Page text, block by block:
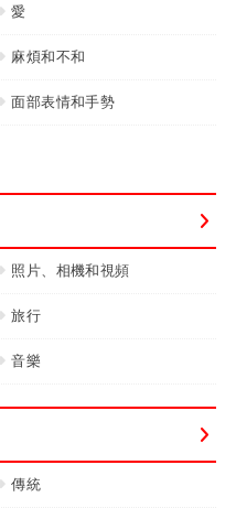
愛
麻煩和不和
面部表情和手勢
照片、相機和視頻
旅行
音樂
傳統